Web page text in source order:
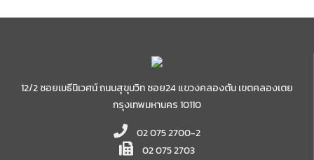
12/2 ซอยเมธีนิเวศน์ ถนนสุขุมวิท ซอย24 แขวงคลองตัน เขตคลองเตย
กรุงเทพมหานคร 10110
02 075 2700-2
02 075 2703